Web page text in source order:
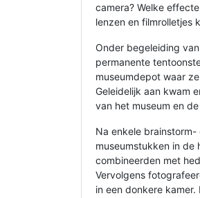
camera? Welke
lenzen en filmrolletjes
Onder begeleiding
permanente
museumdepot waar
Geleidelijk aan kwam
van het museum en
Na enkele
museumstukken in de
combineerden met
Vervolgens
in een donkere